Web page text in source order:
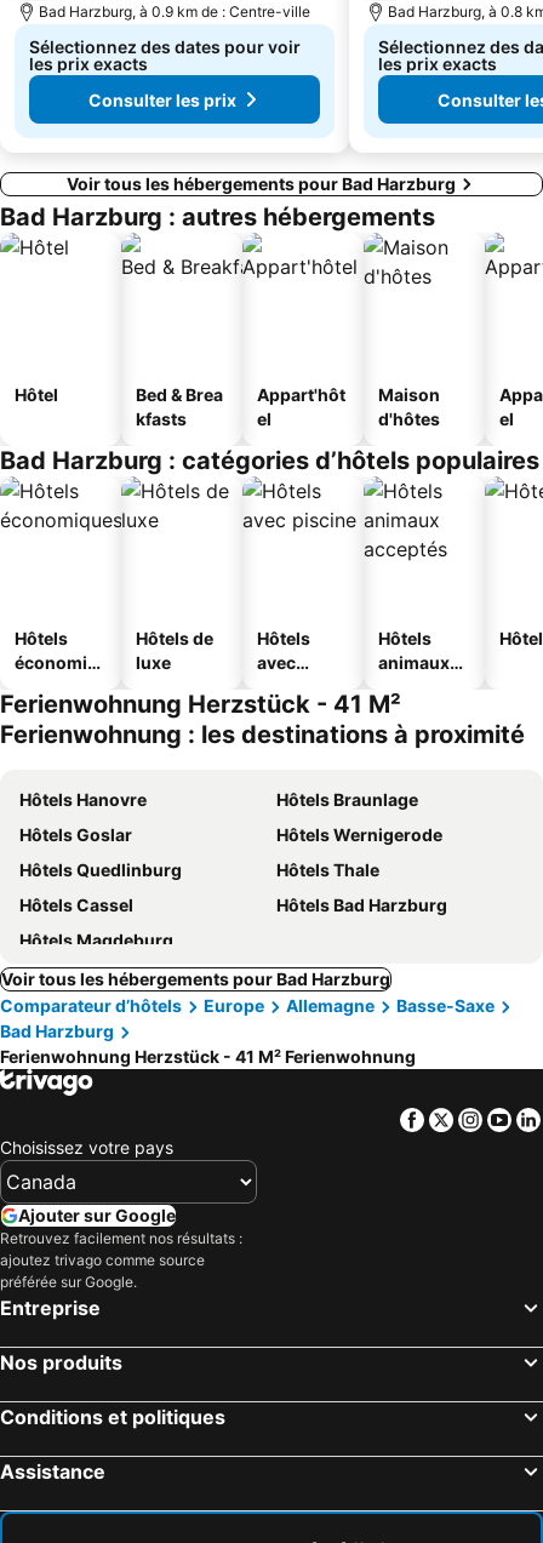
Bad Harzburg, à 0.9 km de : Centre-ville
Sélectionnez des dates pour voir
les prix exacts
Consulter les prix
Bad Harzburg, à 0.8
Sélectionnez des
les prix exacts
Consulter
Voir tous les hébergements pour Bad Harzburg
Bad Harzburg : autres hébergements
Hôtel
Bed & Brea
kfasts
Appart'hôt
el
Maison
d'hôtes
el
Bad Harzburg : catégories d’hôtels populaires
Hôtels
économiq
Hôtels de
luxe
Hôtels
avec
Hôtels
animaux
Ferienwohnung Herzstück - 41 M²
Ferienwohnung : les destinations à proximité
Hôtels Hanovre
Hôtels Braunlage
Hôtels Goslar
Hôtels Wernigerode
Hôtels Quedlinburg
Hôtels Thale
Hôtels Cassel
Hôtels Bad Harzburg
Hôtels Magdeburg
Voir tous les hébergements pour Bad Harzburg
Comparateur d’hôtels
Europe Allemagne
Basse-Saxe
Bad Harzburg
Ferienwohnung Herzstück - 41 M² Ferienwohnung
Facebook
Twitter
Choisissez votre pays
Ajouter sur Google
Retrouvez facilement nos résultats :
ajoutez trivago comme source
préférée sur Google.
Entreprise
Nos produits
Conditions et politiques
Assistance